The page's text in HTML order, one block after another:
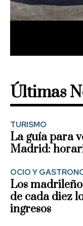
Últimas
TURISMO
La guía para
Madrid:
OCIO Y
Los
de cada diez
ingresos